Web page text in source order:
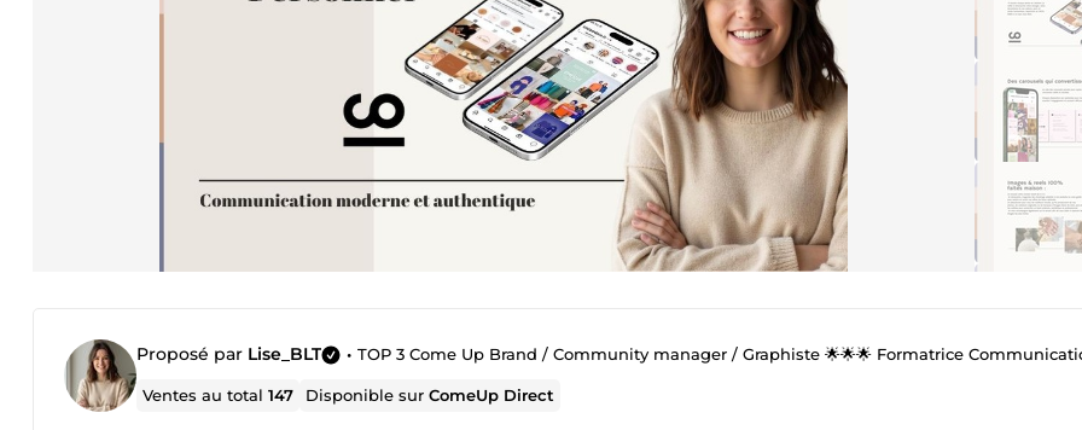
Proposé par Lise_BLT • TOP 3 Come Up Brand / Community manager / Graphiste 🌟🌟🌟 Formatrice Communication digital &
Ventes au total147 Disponible surComeUp Direct